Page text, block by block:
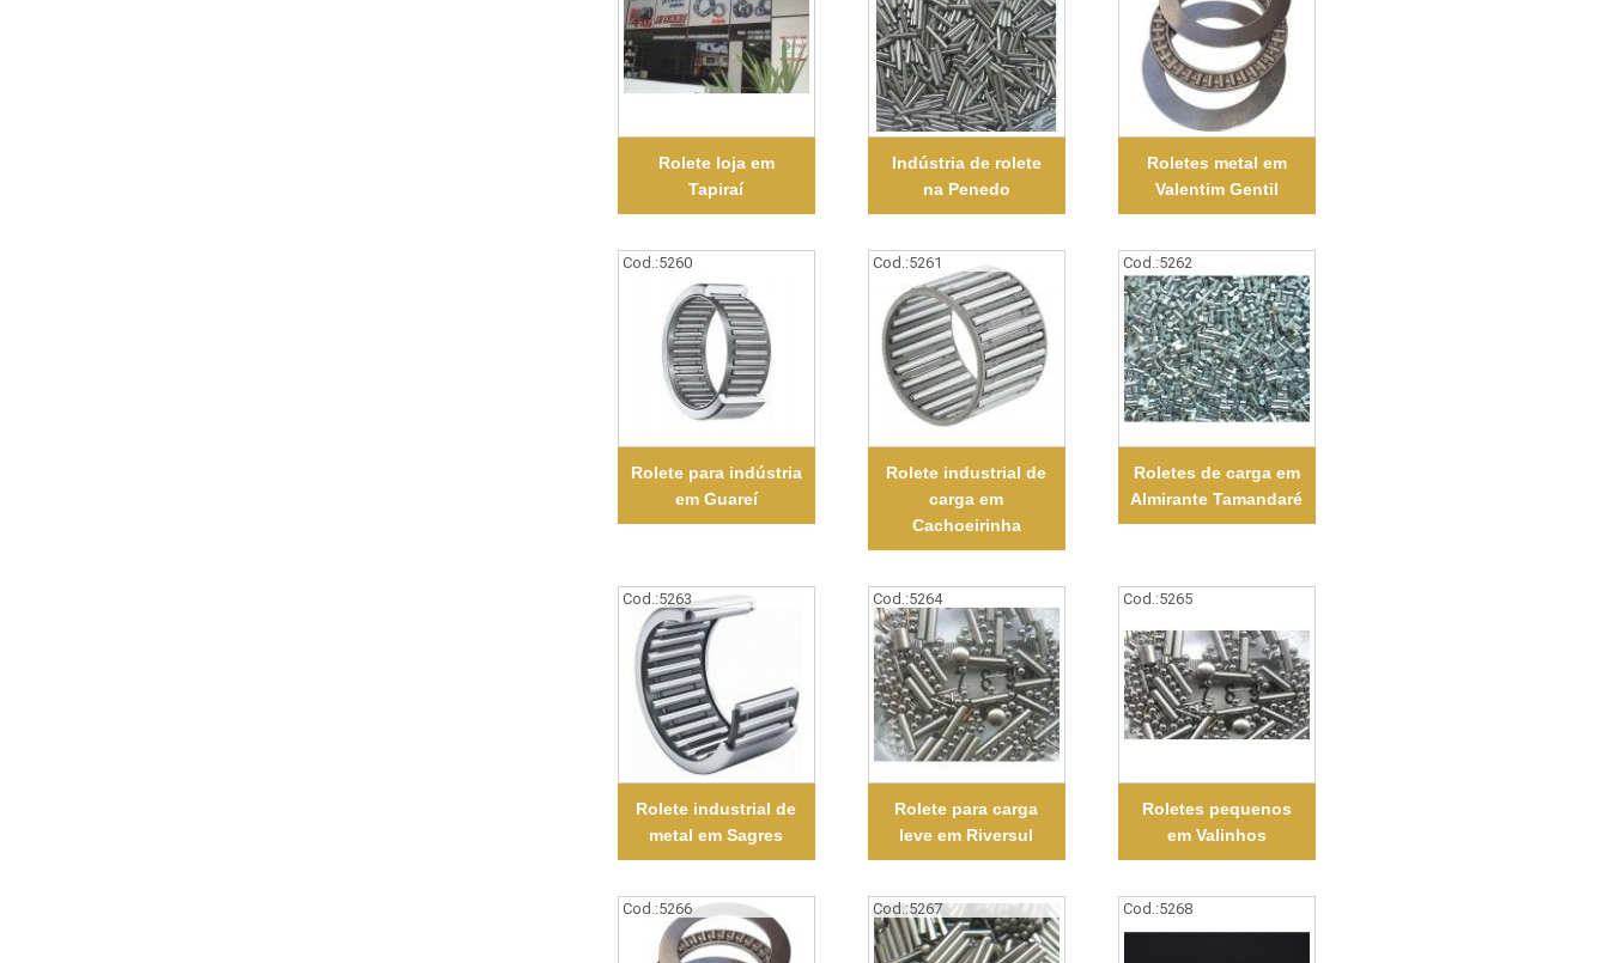
Rolete loja em
Tapiraí
Indústria de rolete
na Penedo
Roletes metal em
Valentim Gentil
Cod.:5260
Rolete para indústria
em Guareí
Cod.:5261
Rolete industrial de
carga em
Cachoeirinha
Cod.:5262
Roletes de carga em
Almirante Tamandaré
Cod.:5263
Rolete industrial de
metal em Sagres
Cod.:5264
Rolete para carga
leve em Riversul
Cod.:5265
Roletes pequenos
em Valinhos
Cod.:5266 Cod.:5267 Cod.:5268